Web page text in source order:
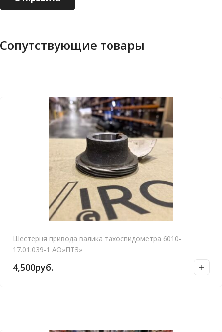
Сопутствующие товары
Шестерня привода валика тахоспидометра 6010-
17.01.039-1 АО»ПТЗ»
4,500руб.